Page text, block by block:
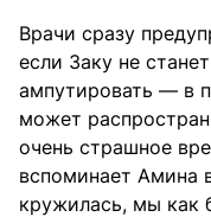
Врачи сразу
если Заку не
ампутировать — в
может
очень страшное
вспоминает Амина
кружилась, мы как